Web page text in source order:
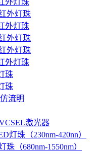
外灯珠
外灯珠
外灯珠
外灯珠
外灯珠
外灯珠
珠
珠
流明
激光器
灯珠（230nm-420nn）
珠（680nm-1550nm）